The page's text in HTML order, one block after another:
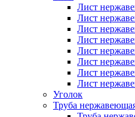
Лист
Лист
Лист
Лист
Лист
Лист
Лист
Лист
Уголок
Труба